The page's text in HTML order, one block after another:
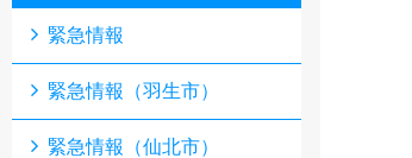
緊急情報
緊急情報（羽生市）
緊急情報（仙北市）